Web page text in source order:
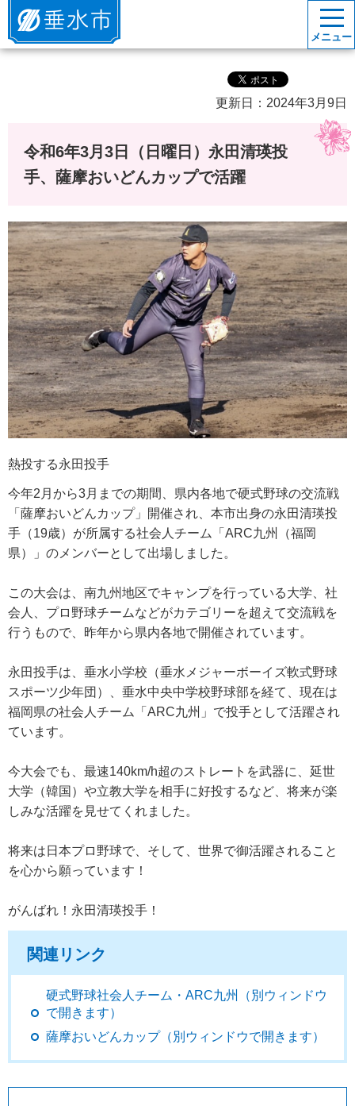
垂水市
メニュー
更新日：2024年3月9日
令和6年3月3日（日曜日）永田清瑛投
手、薩摩おいどんカップで活躍
熱投する永田投手
今年2月から3月までの期間、県内各地で硬式野球の交流戦
「薩摩おいどんカップ」開催され、本市出身の永田清瑛投
手（19歳）が所属する社会人チーム「ARC九州（福岡
県）」のメンバーとして出場しました。
この大会は、南九州地区でキャンプを行っている大学、社
会人、プロ野球チームなどがカテゴリーを超えて交流戦を
行うもので、昨年から県内各地で開催されています。
永田投手は、垂水小学校（垂水メジャーボーイズ軟式野球
スポーツ少年団）、垂水中央中学校野球部を経て、現在は
福岡県の社会人チーム「ARC九州」で投手として活躍され
ています。
今大会でも、最速140km/h超のストレートを武器に、延世
大学（韓国）や立教大学を相手に好投するなど、将来が楽
しみな活躍を見せてくれました。
将来は日本プロ野球で、そして、世界で御活躍されること
を心から願っています！
がんばれ！永田清瑛投手！
関連リンク
硬式野球社会人チーム・ARC九州（別ウィンドウ
で開きます）
薩摩おいどんカップ（別ウィンドウで開きます）